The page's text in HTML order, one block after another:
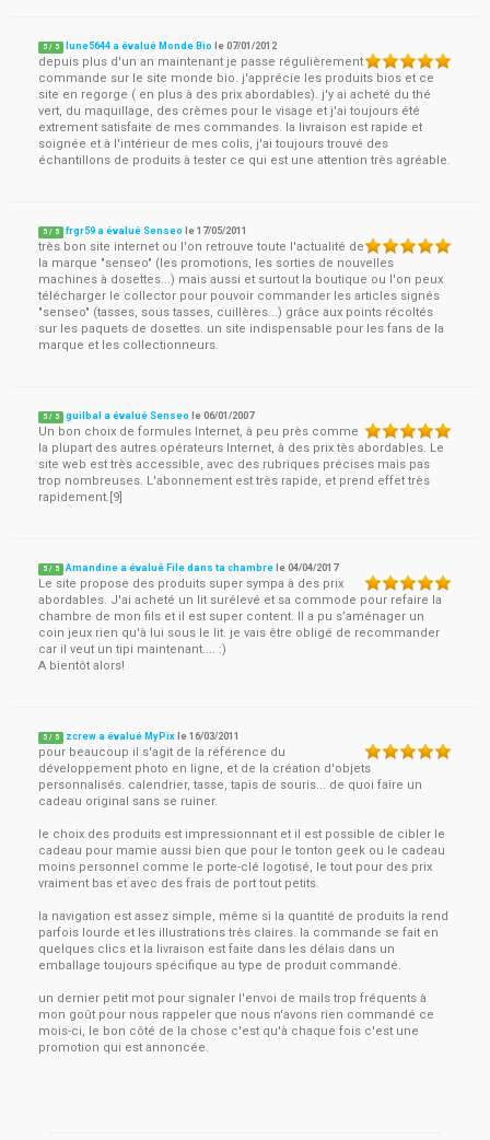
5 / 5 lune5644 a évalué Monde Bio le07/01/2012
depuis plus d'un an maintenant je passe régulièrement
commande sur le site monde bio. j'apprécie les produits bios et ce
site en regorge ( en plus à des prix abordables). j'y ai acheté du thé
vert, du maquillage, des crèmes pour le visage et j'ai toujours été
extrement satisfaite de mes commandes. la livraison est rapide et
soignée et à l'intérieur de mes colis, j'ai toujours trouvé des
échantillons de produits à tester ce qui est une attention très agréable.
5 / 5 frgr59 a évalué Senseo le17/05/2011
très bon site internet ou l'on retrouve toute l'actualité de
la marque "senseo" (les promotions, les sorties de nouvelles
machines à dosettes...) mais aussi et surtout la boutique ou l'on peux
télécharger le collector pour pouvoir commander les articles signés
"senseo" (tasses, sous tasses, cuillères...) grâce aux points récoltés
sur les paquets de dosettes. un site indispensable pour les fans de la
marque et les collectionneurs.
5 / 5 guilbal a évalué Senseo le06/01/2007
Un bon choix de formules Internet, à peu près comme
la plupart des autres opérateurs Internet, à des prix tès abordables. Le
site web est très accessible, avec des rubriques précises mais pas
trop nombreuses. L'abonnement est très rapide, et prend effet très
rapidement.[9]
5 / 5 Amandine a évalué File dans ta chambre le04/04/2017
Le site propose des produits super sympa à des prix
abordables. J'ai acheté un lit surélevé et sa commode pour refaire la
chambre de mon fils et il est super content. Il a pu s’aménager un
coin jeux rien qu'à lui sous le lit. je vais être obligé de recommander
car il veut un tipi maintenant.... :)
A bientôt alors!
5 / 5 zcrew a évalué MyPix le16/03/2011
pour beaucoup il s'agit de la référence du
développement photo en ligne, et de la création d'objets
personnalisés. calendrier, tasse, tapis de souris... de quoi faire un
cadeau original sans se ruiner.
le choix des produits est impressionnant et il est possible de cibler le
cadeau pour mamie aussi bien que pour le tonton geek ou le cadeau
moins personnel comme le porte-clé logotisé, le tout pour des prix
vraiment bas et avec des frais de port tout petits.
la navigation est assez simple, même si la quantité de produits la rend
parfois lourde et les illustrations très claires. la commande se fait en
quelques clics et la livraison est faite dans les délais dans un
emballage toujours spécifique au type de produit commandé.
un dernier petit mot pour signaler l'envoi de mails trop fréquents à
mon goût pour nous rappeler que nous n'avons rien commandé ce
mois-ci, le bon côté de la chose c'est qu'à chaque fois c'est une
promotion qui est annoncée.